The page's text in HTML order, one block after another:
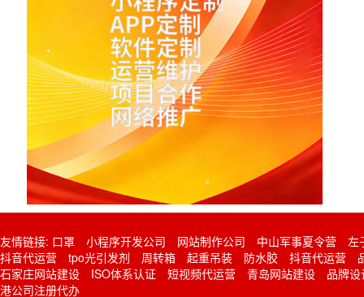
友情链接: 口罩 小程序开发公司 网站制作公司 中山军事夏令营
左
抖音代运营
tpo光引发剂 周转箱 起重吊装 防水胶 抖音代运营
石家庄网站建设
ISO体系认证 短视频代运营 青岛网站建设
品牌设
港公司注册代办